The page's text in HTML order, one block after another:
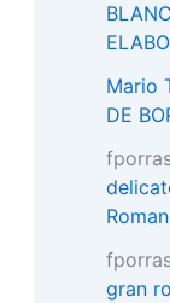
Mario
DE
gran